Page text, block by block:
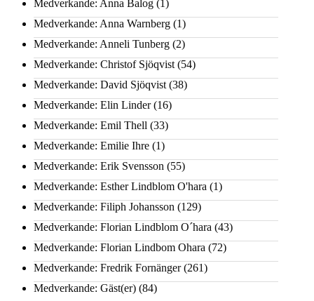
Medverkande: Anna Balog (1)
Medverkande: Anna Warnberg (1)
Medverkande: Anneli Tunberg (2)
Medverkande: Christof Sjöqvist (54)
Medverkande: David Sjöqvist (38)
Medverkande: Elin Linder(16)
Medverkande: Emil Thell (33)
Medverkande: Emilie Ihre (1)
Medverkande: Erik Svensson (55)
Medverkande: Esther Lindblom O'hara (1)
Medverkande: Filiph Johansson (129)
Medverkande: Florian Lindblom O´hara (43)
Medverkande: Florian Lindbom Ohara (72)
Medverkande: Fredrik Fornänger(261)
Medverkande: Gäst(er) (84)